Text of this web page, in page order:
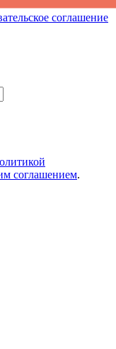
соглашение
соглашением.